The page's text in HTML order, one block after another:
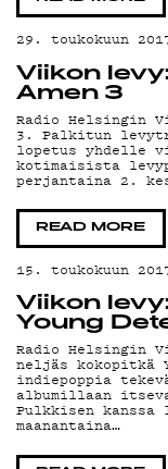
29. toukokuun
Viikon
Amen 3
Radio Helsingin
3. Palkitun
lopetus yhdelle
kotimaisista
perjantaina 2.
READ MORE
15. toukokuun
Viikon
Young
Radio Helsingin
neljäs kokopitkä
indiepoppia
albumillaan
Pulkkisen kanssa
maanantaina…